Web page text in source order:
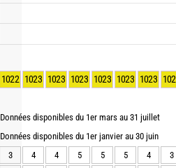
1022 1023 1023 1023 1023 1023 1023
Données disponibles du 1er mars au 31 juillet
Données disponibles du 1er janvier au 30 juin
3
4 4 5 5 5 4
3